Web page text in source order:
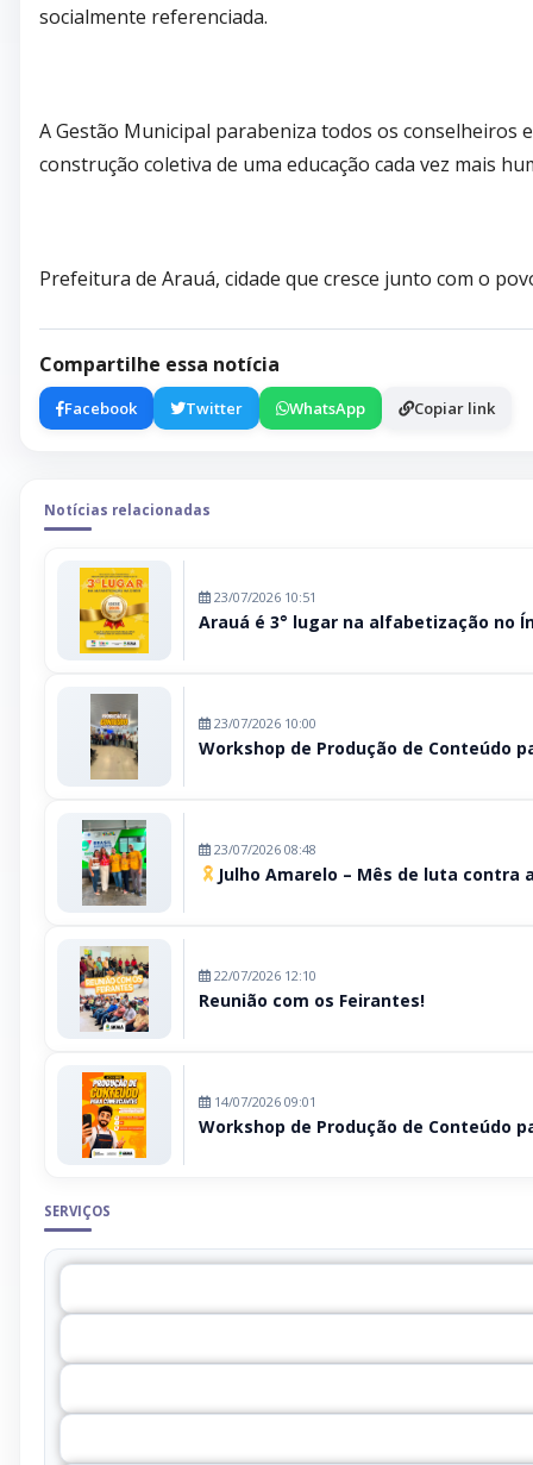
socialmente referenciada.
A Gestão Municipal parabeniza todos os conselheiros
construção coletiva de uma educação cada vez mais
Prefeitura de Arauá, cidade que cresce junto com o
Compartilhe essa notícia
Facebook Twitter WhatsApp Copiar link
Notícias relacionadas
23/07/2026 10:51
Arauá é 3° lugar na alfabetização no
23/07/2026 10:00
Workshop de Produção de Conteúdo
23/07/2026 08:48
Julho Amarelo – Mês de luta contra
22/07/2026 12:10
Reunião com os Feirantes!
14/07/2026 09:01
Workshop de Produção de Conteúdo
SERVIÇOS